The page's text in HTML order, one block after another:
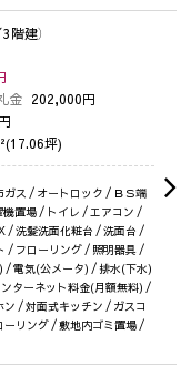
階建）
金 202,000円
坪)
ス / オートロック / ＢＳ端
置場 / トイレ / エアコン /
/ 洗髪洗面化粧台 / 洗面台 /
/ フローリング / 照明器具 /
/ 電気(公メータ) / 排水(下水)
ターネット料金(月額無料) /
/ 対面式キッチン / ガスコ
リング / 敷地内ゴミ置場 /